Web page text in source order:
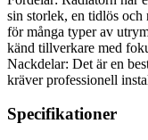
sin storlek, en tidlös
för många typer av
känd tillverkare med
Nackdelar: Det är en
kräver professionell
Specifikationer